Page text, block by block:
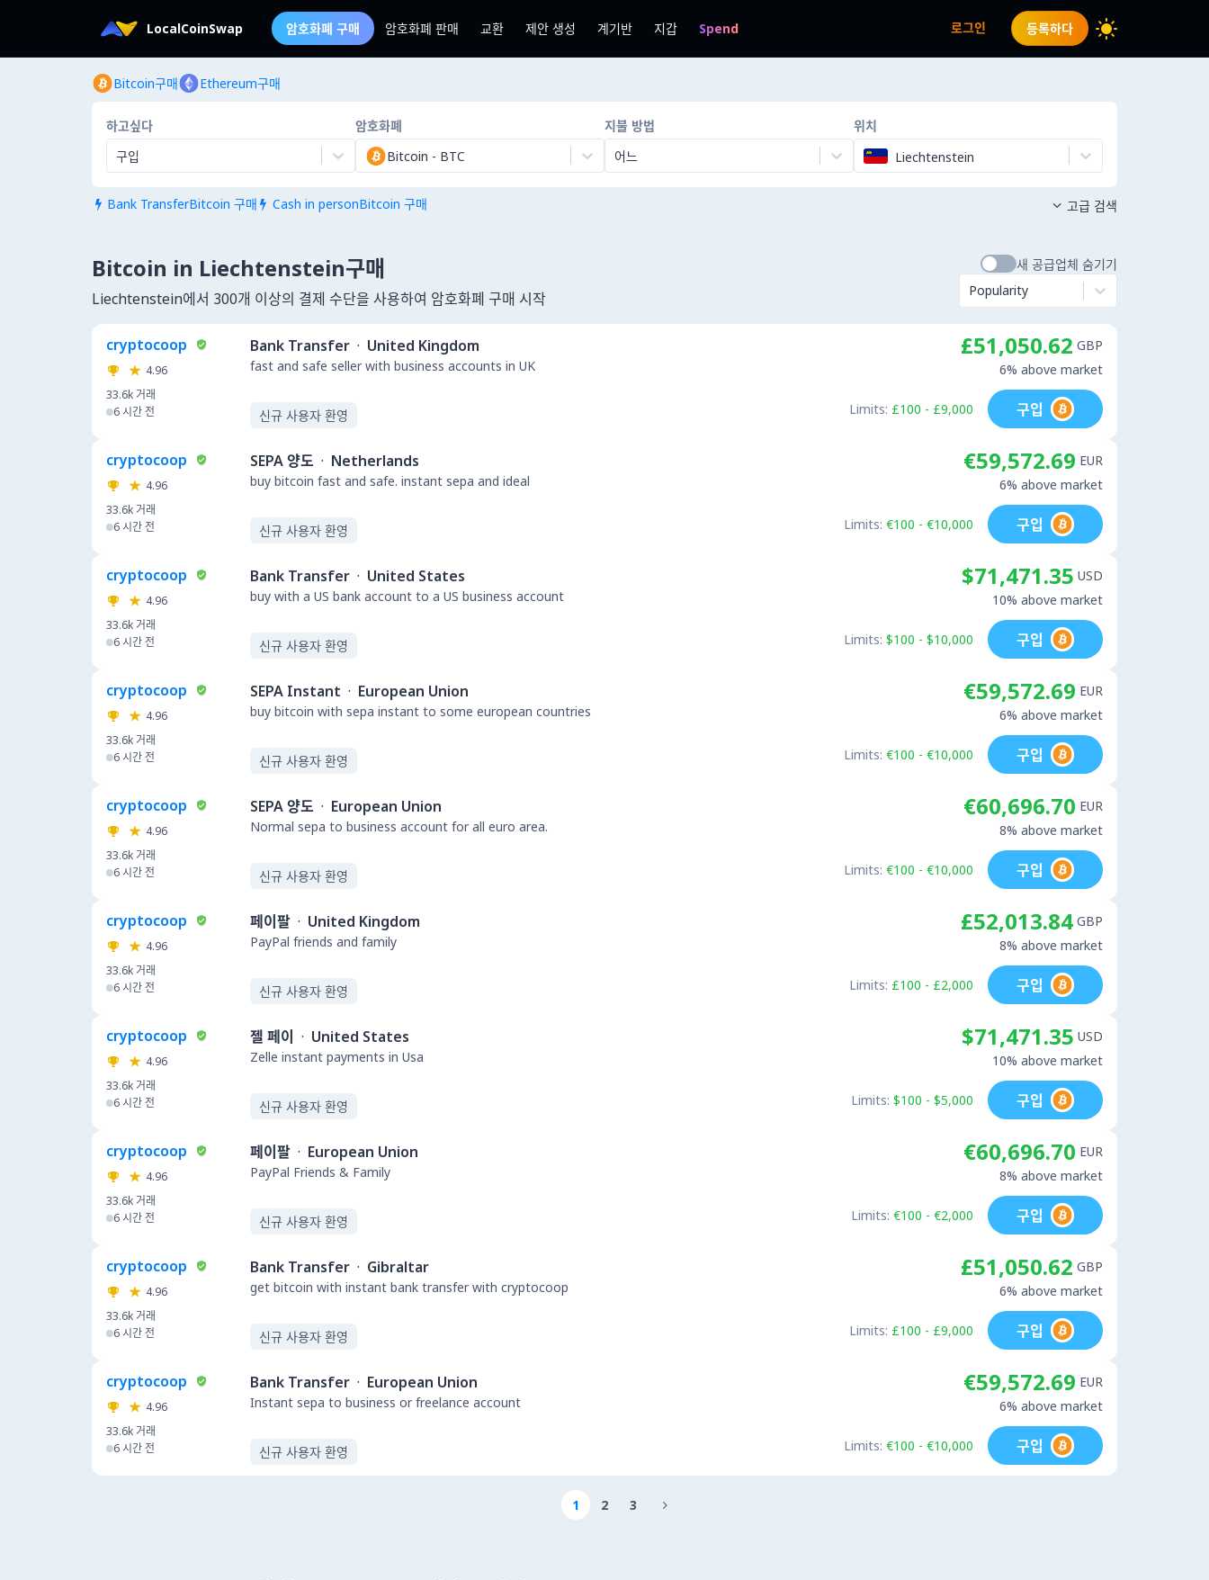
LocalCoinSwap 암호화폐 구매 암호화폐 판매 교환 제안 생성 계기반 지갑 Spend 로그인 등록하다
Bitcoin구매 Ethereum구매
하고싶다
구입
암호화폐
Bitcoin - BTC
지불 방법
어느
위치
Liechtenstein
 Bank TransferBitcoin 구매  Cash in personBitcoin 구매  고급 검색
Bitcoin in Liechtenstein구매
Liechtenstein에서 300개 이상의 결제 수단을 사용하여 암호화폐 구매 시작
새 공급업체 숨기기
Popularity
cryptocoop
4.96
33.6k 거래
6 시간 전
Bank Transfer · United Kingdom
fast and safe seller with business accounts in UK
신규 사용자 환영
£51,050.62 GBP
6% above market
Limits: £100 - £9,000 구입
cryptocoop
4.96
33.6k 거래
6 시간 전
SEPA 양도 · Netherlands
buy bitcoin fast and safe. instant sepa and ideal
신규 사용자 환영
€59,572.69 EUR
6% above market
Limits: €100 - €10,000 구입
cryptocoop
4.96
33.6k 거래
6 시간 전
Bank Transfer · United States
buy with a US bank account to a US business account
신규 사용자 환영
$71,471.35 USD
10% above market
Limits: $100 - $10,000 구입
cryptocoop
4.96
33.6k 거래
6 시간 전
SEPA Instant · European Union
buy bitcoin with sepa instant to some european countries
신규 사용자 환영
€59,572.69 EUR
6% above market
Limits: €100 - €10,000 구입
cryptocoop
4.96
33.6k 거래
6 시간 전
SEPA 양도 · European Union
Normal sepa to business account for all euro area.
신규 사용자 환영
€60,696.70 EUR
8% above market
Limits: €100 - €10,000 구입
cryptocoop
4.96
33.6k 거래
6 시간 전
페이팔 · United Kingdom
PayPal friends and family
신규 사용자 환영
£52,013.84 GBP
8% above market
Limits: £100 - £2,000 구입
cryptocoop
4.96
33.6k 거래
6 시간 전
젤 페이 · United States
Zelle instant payments in Usa
신규 사용자 환영
$71,471.35 USD
10% above market
Limits: $100 - $5,000 구입
cryptocoop
4.96
33.6k 거래
6 시간 전
페이팔 · European Union
PayPal Friends & Family
신규 사용자 환영
€60,696.70 EUR
8% above market
Limits: €100 - €2,000 구입
cryptocoop
4.96
33.6k 거래
6 시간 전
Bank Transfer · Gibraltar
get bitcoin with instant bank transfer with cryptocoop
신규 사용자 환영
£51,050.62 GBP
6% above market
Limits: £100 - £9,000 구입
cryptocoop
4.96
33.6k 거래
6 시간 전
Bank Transfer · European Union
Instant sepa to business or freelance account
신규 사용자 환영
€59,572.69 EUR
6% above market
Limits: €100 - €10,000 구입
1 2 3 